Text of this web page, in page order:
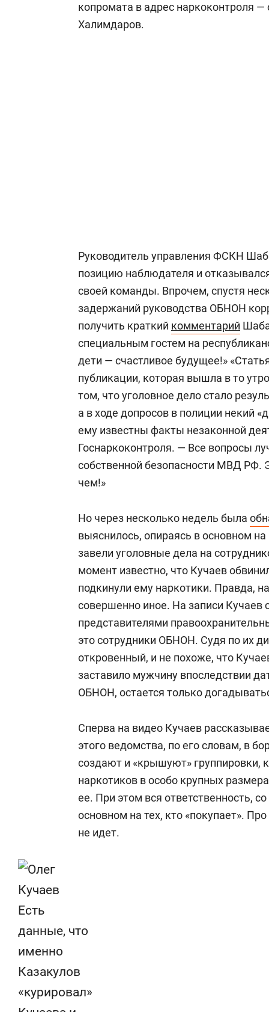
копромата в адрес наркоконтроля
Халимдаров.
Руководитель управления ФСКН
позицию наблюдателя и
своей команды. Впрочем, спустя
задержаний руководства ОБНОН
получить краткий комментарий
специальным гостем на
дети — счастливое будущее!»
публикации, которая вышла в то
том, что уголовное дело стало
а в ходе допросов в полиции некий
ему известны факты незаконной
Госнаркоконтроля. — Все вопросы
собственной безопасности МВД РФ.
чем!»
Но через несколько недель была
выяснилось, опираясь в основном
завели уголовные дела на
момент известно, что Кучаев
подкинули ему наркотики. Правда,
совершенно иное. На записи Кучаев
представителями
это сотрудники ОБНОН. Судя по их
откровенный, и не похоже, что
заставило мужчину впоследствии
ОБНОН, остается только
Сперва на видео Кучаев
этого ведомства, по его словам, в
создают и «крышуют» группировки,
наркотиков в особо крупных
ее. При этом вся ответственность,
основном на тех, кто «покупает».
не идет.
Есть
данные, что
именно
Казакулов
«курировал»